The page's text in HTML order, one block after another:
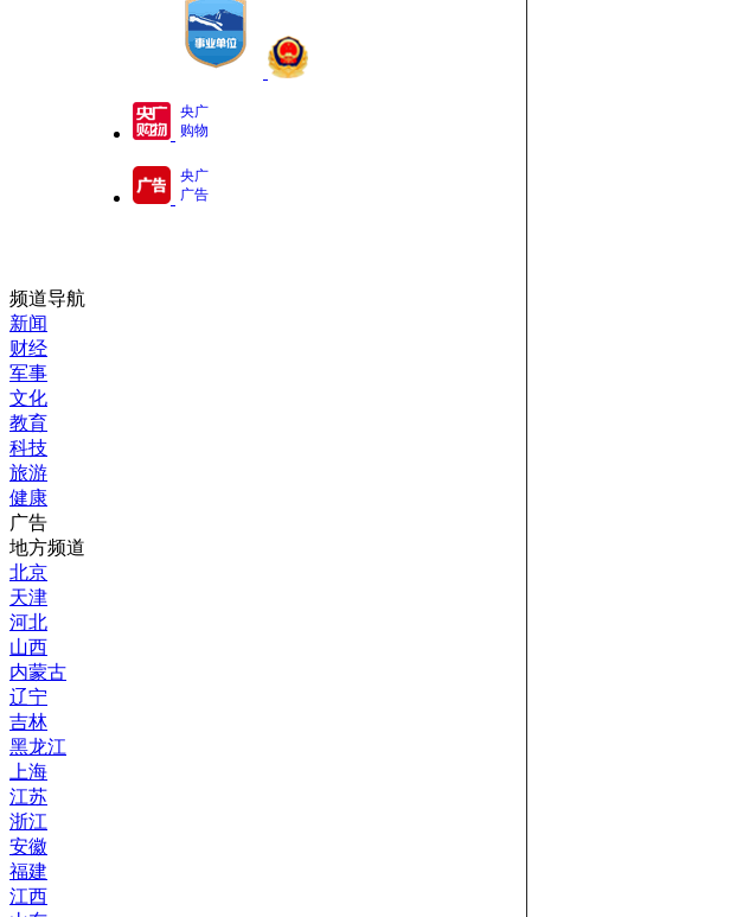
央广
购物
央广
广告
频道导航
新闻
财经
军事
文化
教育
科技
旅游
健康
广告
地方频道
北京
天津
河北
山西
内蒙古
辽宁
吉林
黑龙江
上海
江苏
浙江
安徽
福建
江西